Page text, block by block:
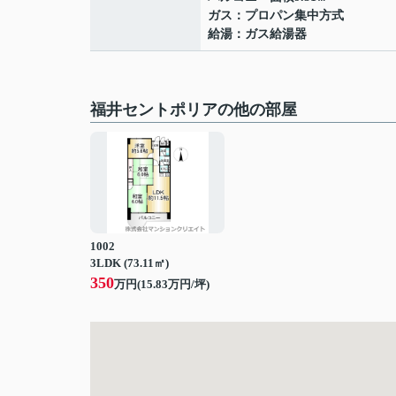
ガス：プロパン集中方式
給湯：ガス給湯器
福井セントポリアの他の部屋
1002
3LDK (73.11㎡)
350万円(15.83万円/坪)